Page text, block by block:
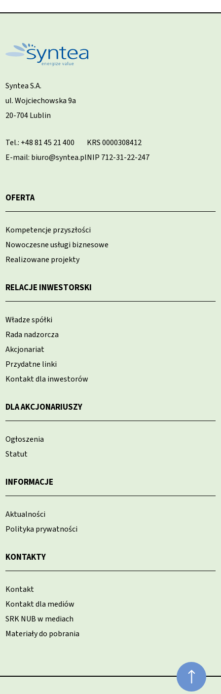
Syntea S.A.
ul. Wojciechowska 9a
20-704 Lublin
Tel.: +48 81 45 21 400
E-mail: biuro@syntea.pl
KRS 0000308412
NIP 712-31-22-247
OFERTA
Kompetencje przyszłości
Nowoczesne usługi biznesowe
Realizowane projekty
RELACJE INWESTORSKI
Władze spółki
Rada nadzorcza
Akcjonariat
Przydatne linki
Kontakt dla inwestorów
DLA AKCJONARIUSZY
Ogłoszenia
Statut
INFORMACJE
Aktualności
Polityka prywatności
KONTAKTY
Kontakt
Kontakt dla mediów
SRK NUB w mediach
Materiały do pobrania